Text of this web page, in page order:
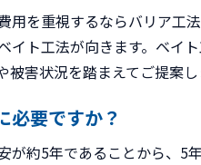
用を重視するならバリア工
イト工法が向きます。ベイ
被害状況を踏まえてご提案
必要ですか？
が約5年であることから、5